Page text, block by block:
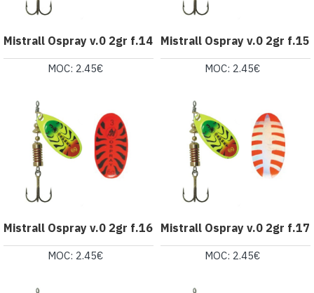
Mistrall Ospray v.0 2gr f.14
MOC: 2.45€
Mistrall Ospray v.0 2gr f.15
MOC: 2.45€
Mistrall Ospray v.0 2gr f.16
MOC: 2.45€
Mistrall Ospray v.0 2gr f.17
MOC: 2.45€